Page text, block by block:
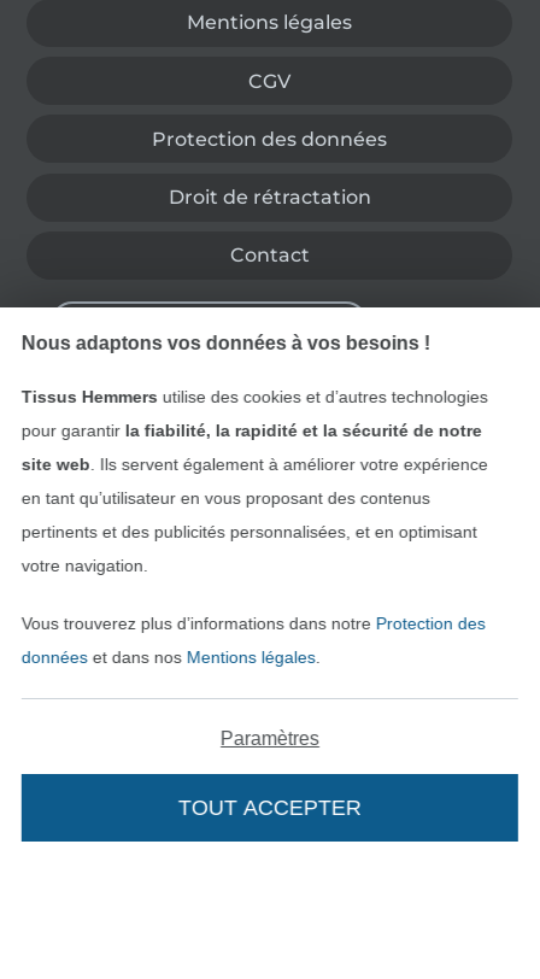
Mentions légales
CGV
Protection des données
Droit de rétractation
Contact
Trouvez plus d’idées
Deutsch
Nederlands
Passer à la boutique
Nous adaptons vos données à vos besoins !
Tissus Hemmers utilise des cookies et d’autres technologies
pour garantir la fiabilité, la rapidité et la sécurité de notre
site web . Ils servent également à améliorer votre expérience
en tant qu’utilisateur en vous proposant des contenus
pertinents et des publicités personnalisées, et en optimisant
votre navigation.
Vous trouverez plus d’informations dans notre Protection des
donnéeset dans nos Mentions légales.
Paramètres
TOUT ACCEPTER